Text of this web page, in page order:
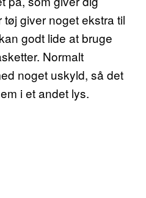
giver noget ekstra til
godt lide at bruge
Normalt
noget uskyld, så det
i et andet lys.